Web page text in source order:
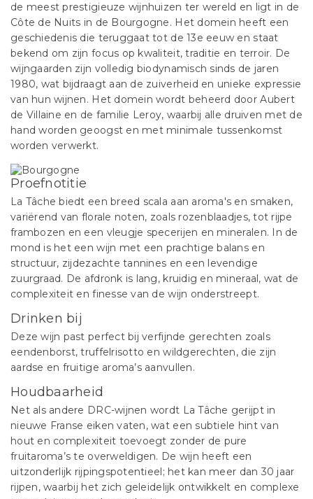
de meest prestigieuze wijnhuizen ter wereld en ligt in de
Côte de Nuits in de Bourgogne. Het domein heeft een
geschiedenis die teruggaat tot de 13e eeuw en staat
bekend om zijn focus op kwaliteit, traditie en terroir. De
wijngaarden zijn volledig biodynamisch sinds de jaren
1980, wat bijdraagt aan de zuiverheid en unieke expressie
van hun wijnen. Het domein wordt beheerd door Aubert
de Villaine en de familie Leroy, waarbij alle druiven met de
hand worden geoogst en met minimale tussenkomst
worden verwerkt​.
Proefnotitie
La Tâche biedt een breed scala aan aroma's en smaken,
variërend van florale noten, zoals rozenblaadjes, tot rijpe
frambozen en een vleugje specerijen en mineralen. In de
mond is het een wijn met een prachtige balans en
structuur, zijdezachte tannines en een levendige
zuurgraad. De afdronk is lang, kruidig en mineraal, wat de
complexiteit en finesse van de wijn onderstreept.
Drinken bij
Deze wijn past perfect bij verfijnde gerechten zoals
eendenborst, truffelrisotto en wildgerechten, die zijn
aardse en fruitige aroma’s aanvullen.
Houdbaarheid
Net als andere DRC-wijnen wordt La Tâche gerijpt in
nieuwe Franse eiken vaten, wat een subtiele hint van
hout en complexiteit toevoegt zonder de pure
fruitaroma’s te overweldigen. De wijn heeft een
uitzonderlijk rijpingspotentieel; het kan meer dan 30 jaar
rijpen, waarbij het zich geleidelijk ontwikkelt en complexe